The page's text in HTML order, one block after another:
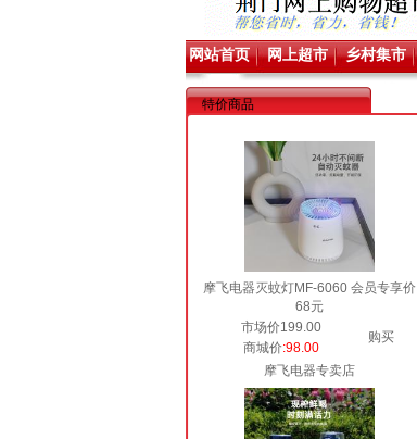
网站首页 网上超市 乡村集市
特价商品
摩飞电器灭蚊灯MF-6060 会员专享价
68元
市场价199.00
购买
商城价:98.00
摩飞电器专卖店